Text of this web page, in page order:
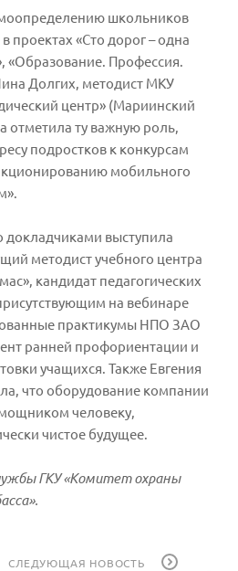
школьников
проектах «Сто дорог – одна
«Образование. Профессия.
Долгих, методист МКУ
центр» (Мариинский
отметила ту важную роль,
подростков к конкурсам
мобильного
докладчиками выступила
методист учебного центра
кандидат педагогических
на вебинаре
практикумы НПО ЗАО
ранней профориентации и
учащихся. Также Евгения
что оборудование компании
человеку,
чистое будущее.
ГКУ «Комитет охраны
СЛЕДУЮЩАЯ НОВОСТЬ